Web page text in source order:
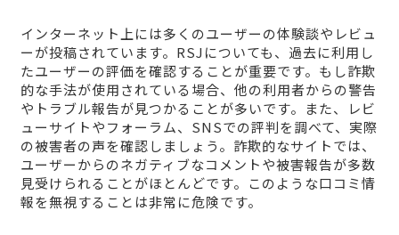
インターネット上には多くのユーザーの体験談やレビュ
ーが投稿されています。RSJについても、過去に利用し
たユーザーの評価を確認することが重要です。もし詐欺
的な手法が使用されている場合、他の利用者からの警告
やトラブル報告が見つかることが多いです。また、レビ
ューサイトやフォーラム、SNSでの評判を調べて、実際
の被害者の声を確認しましょう。詐欺的なサイトでは、
ユーザーからのネガティブなコメントや被害報告が多数
見受けられることがほとんどです。このような口コミ情
報を無視することは非常に危険です。